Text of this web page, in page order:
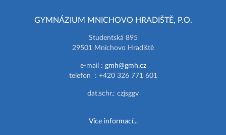
GYMNÁZIUM MNICHOVO HRADIŠTĚ, P.O.
Studentská 895
29501 Mnichovo Hradiště
e-mail : gmh@gmh.cz
telefon : +420 326 771 601
dat.schr.: czjsggv
Více informací...